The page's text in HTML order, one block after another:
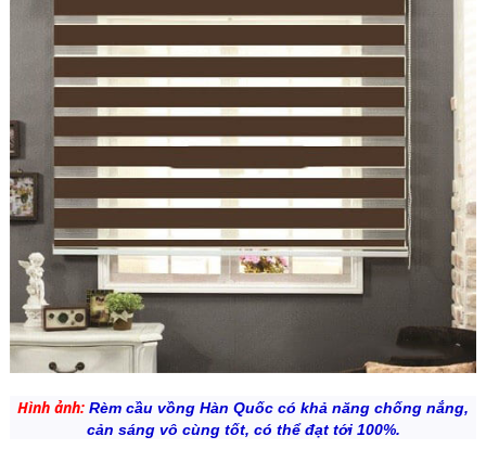
Hình ảnh: Rèm cầu vồng Hàn Quốc có khả năng chống nắng,
cản sáng vô cùng tốt, có thể đạt tới 100%.